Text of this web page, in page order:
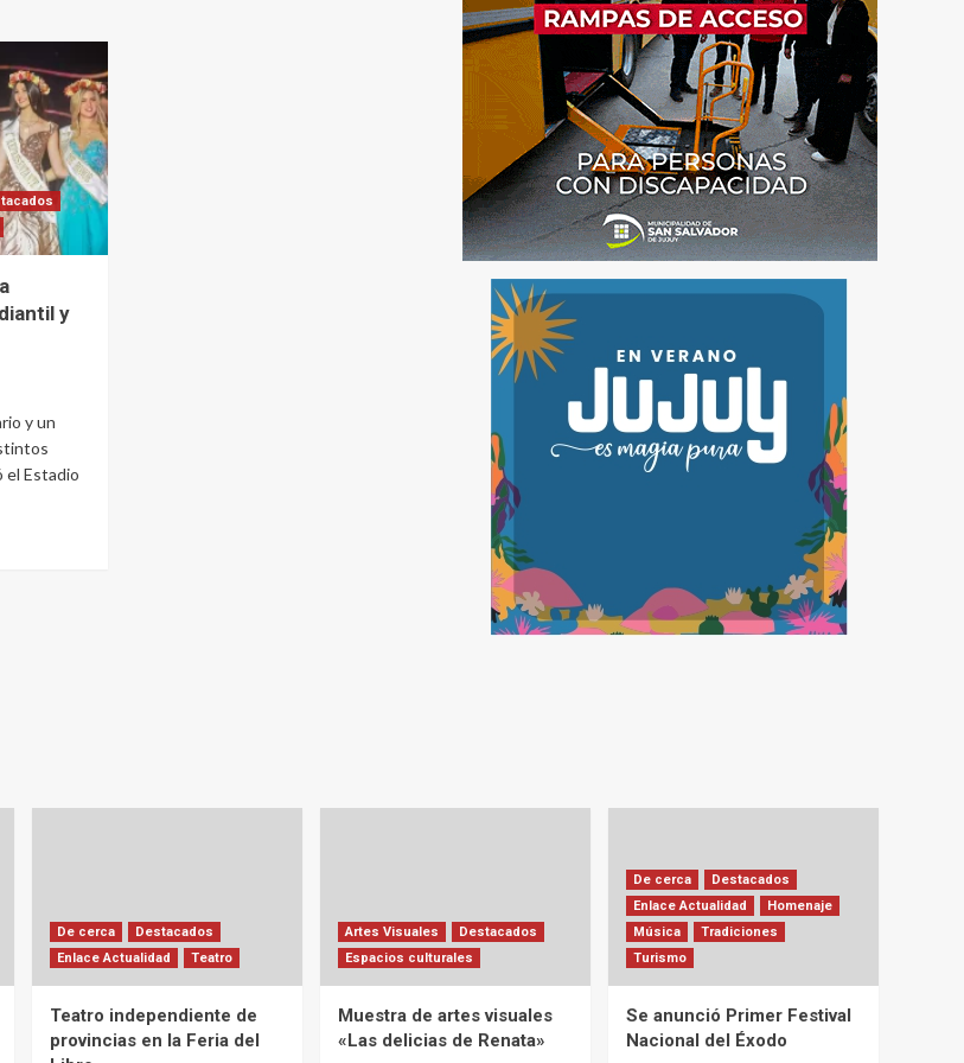
y
y un
el Estadio
De cerca
Destacados
Enlace Actualidad
Teatro
Teatro independiente de
provincias en la Feria del
Artes Visuales
Destacados
Espacios culturales
Muestra de artes visuales
«Las delicias de Renata»
De cerca
Destacados
Enlace Actualidad
Homenaje
Música
Tradiciones
Turismo
Se anunció Primer Festival
Nacional del Éxodo